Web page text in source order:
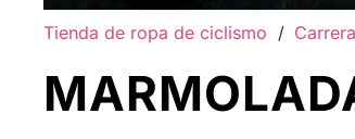
Tienda de ropa de ciclismo /